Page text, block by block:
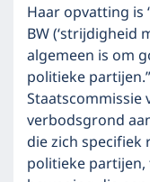
Haar opvatting is
BW (‘strijdigheid
algemeen is om
politieke
Staatscommissie
verbodsgrond
die zich specifiek
politieke